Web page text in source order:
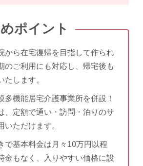
から在宅復帰を目指して作られ
のご利用にも対応し、帰宅後も
たします。
多機能居宅介護事業所を併設！
、定額で通い・訪問・泊りのサ
いただけます。
で基本料金は月々10万円以程
金もなく、入りやすい価格に設